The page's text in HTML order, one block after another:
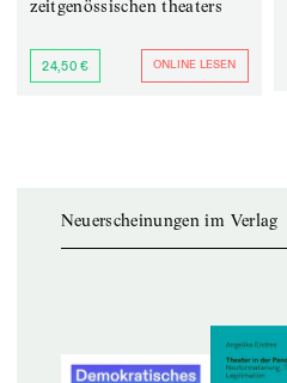
zeitgenössischen theaters
24,50 € ONLINE LESEN
Neuerscheinungen im Verlag